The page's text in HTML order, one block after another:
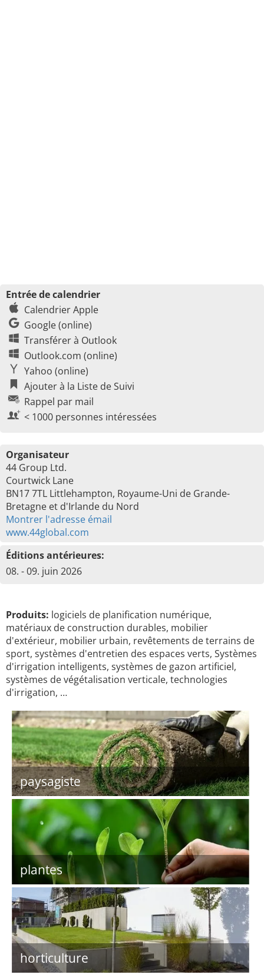
Entrée de calendrier
Calendrier Apple
Google (online)
Transférer à Outlook
Outlook.com (online)
Yahoo (online)
Ajouter à la Liste de Suivi
Rappel par mail
< 1000 personnes intéressées
Organisateur
44 Group Ltd.
Courtwick Lane
BN17 7TL Littlehampton, Royaume-Uni de Grande-
Bretagne et d'Irlande du Nord
Montrer l'adresse émail
www.44global.com
Éditions antérieures:
08. - 09. juin 2026
Produits: logiciels de planification numérique,
matériaux de construction durables, mobilier
d'extérieur, mobilier urbain, revêtements de terrains de
sport, systèmes d'entretien des espaces verts, Systèmes
d'irrigation intelligents, systèmes de gazon artificiel,
systèmes de végétalisation verticale, technologies
d'irrigation, …
paysagiste
plantes
horticulture